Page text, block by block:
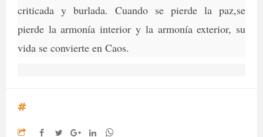
criticada y burlada. Cuando se pierde la paz,se
pierde la armonía interior y la armonía exterior, su
vida se convierte en Caos.